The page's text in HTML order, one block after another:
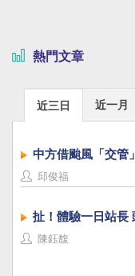
熱門文章
近三日 近一月
中方借颱風「交管
邱俊福
扯！體驗一日站長
陳鈺馥